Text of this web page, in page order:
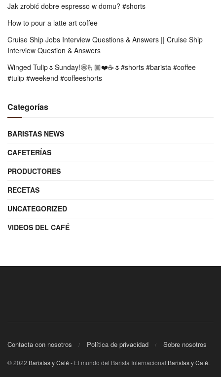
Jak zrobić dobre espresso w domu? #shorts
How to pour a latte art coffee
Cruise Ship Jobs Interview Questions & Answers || Cruise Ship
Interview Question & Answers
Winged Tulip🌷Sunday!🤩🫰🏼❤️☕️🌷#shorts #barista #coffee
#tulip #weekend #coffeeshorts
Categorías
BARISTAS NEWS
CAFETERÍAS
PRODUCTORES
RECETAS
UNCATEGORIZED
VIDEOS DEL CAFÉ
Contacta con nosotros Política de privacidad Sobre nosotros
© 2022 Baristas y Café - El mundo del Barista Internacional Baristas y Café.